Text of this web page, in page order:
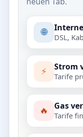
🌐 DSL,
⚡ Strom
Tarife
🔥 Gas
Tarife